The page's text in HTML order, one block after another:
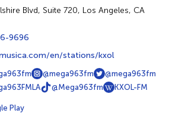
Blvd, Suite 720, Los Angeles, CA
9696
en/stations/kxol
@mega963fm
@mega963fm
@Mega963fm KXOL-FM
Play